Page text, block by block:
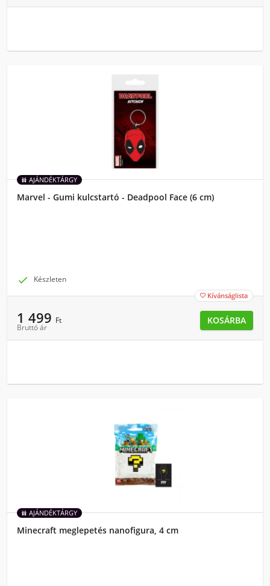
AJÁNDÉKTÁRGY
Marvel - Gumi kulcstartó - Deadpool Face (6 cm)
 Készleten
 Kívánságlista
1 499 Ft
Bruttó ár
KOSÁRBA
AJÁNDÉKTÁRGY
Minecraft meglepetés nanofigura, 4 cm